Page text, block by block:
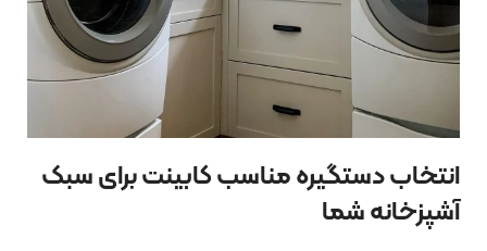
انتخاب دستگیره مناسب کابینت برای سبک
آشپزخانه شما